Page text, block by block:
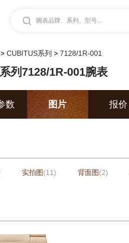
腕表品牌、系列、型号...
> CUBITUS系列 > 7128/1R-001
列7128/1R-001腕表
数 图片 报价
实拍图(11) 背面图(2)